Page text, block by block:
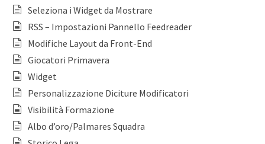
Seleziona i Widget da Mostrare
RSS – Impostazioni Pannello Feedreader
Modifiche Layout da Front-End
Giocatori Primavera
Widget
Personalizzazione Diciture Modificatori
Visibilità Formazione
Albo d’oro/Palmares Squadra